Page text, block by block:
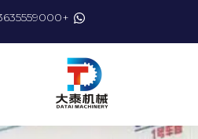
+8613635559000